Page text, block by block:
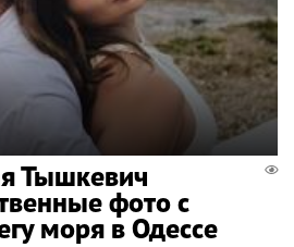
Тышкевич
фото с
моря в Одессе